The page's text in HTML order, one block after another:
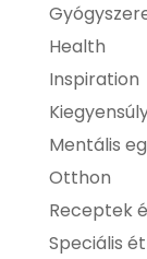
Health
Inspiration
Mentális
Otthon
Receptek
Speciális